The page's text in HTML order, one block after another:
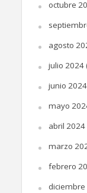
octubre
agosto
julio 2024
junio 2024
mayo
abril 2024
marzo
febrero
diciembre